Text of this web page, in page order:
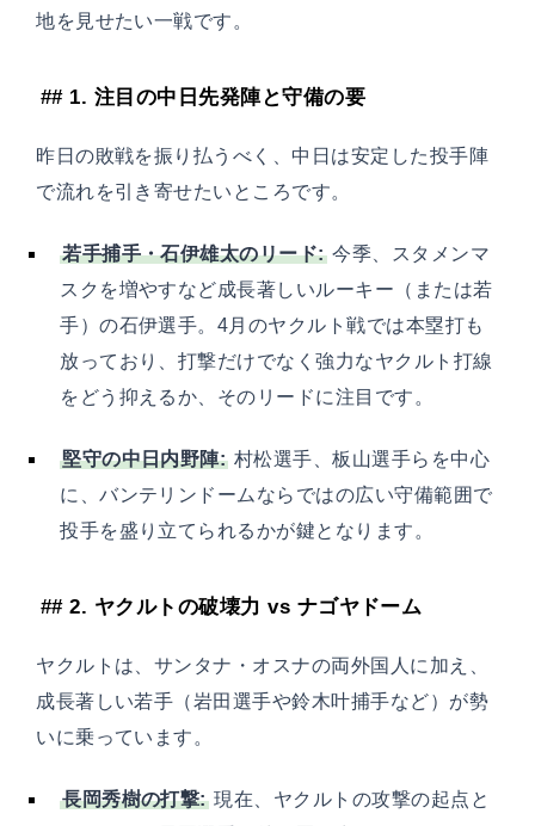
地を見せたい一戦です。
## 1. 注目の中日先発陣と守備の要
昨日の敗戦を振り払うべく、中日は安定した投手陣
で流れを引き寄せたいところです。
若手捕手・石伊雄太のリード:今季、スタメンマ
スクを増やすなど成長著しいルーキー（または若
手）の石伊選手。4月のヤクルト戦では本塁打も
放っており、打撃だけでなく強力なヤクルト打線
をどう抑えるか、そのリードに注目です。
堅守の中日内野陣: 村松選手、板山選手らを中心
に、バンテリンドームならではの広い守備範囲で
投手を盛り立てられるかが鍵となります。
## 2. ヤクルトの破壊力 vs ナゴヤドーム
ヤクルトは、サンタナ・オスナの両外国人に加え、
成長著しい若手（岩田選手や鈴木叶捕手など）が勢
いに乗っています。
長岡秀樹の打撃:現在、ヤクルトの攻撃の起点と